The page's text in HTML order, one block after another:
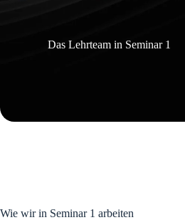
Das Lehrteam in Seminar 1
Wie wir in Seminar 1 arbeiten